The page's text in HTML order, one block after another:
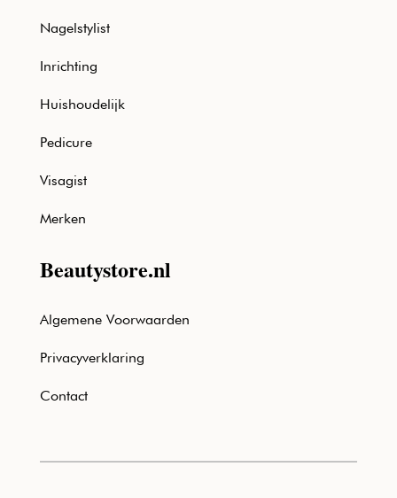
Nagelstylist
Inrichting
Huishoudelijk
Pedicure
Visagist
Merken
Beautystore.nl
Algemene Voorwaarden
Privacyverklaring
Contact